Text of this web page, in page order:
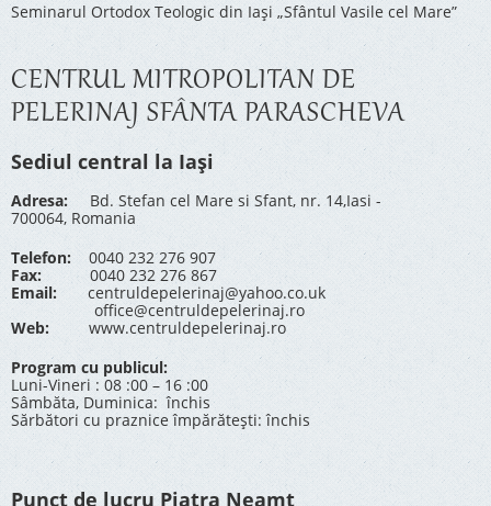
Seminarul Ortodox Teologic din Iași „Sfântul Vasile cel Mare”
CENTRUL MITROPOLITAN DE
PELERINAJ SFÂNTA PARASCHEVA
Sediul central la Iași
Adresa: Bd. Stefan cel Mare si Sfant, nr. 14,Iasi -
700064, Romania
Telefon: 0040 232 276 907
Fax: 0040 232 276 867
Email:
centruldepelerinaj@yahoo.co.uk
office@centruldepelerinaj.ro
Web:
www.centruldepelerinaj.ro
Program cu publicul:
Luni-Vineri : 08 :00 – 16 :00
Sâmbăta, Duminica: închis
Sărbători cu praznice împărătești: închis
Punct de lucru Piatra Neamț